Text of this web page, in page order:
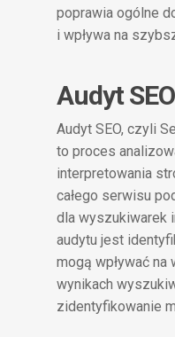
poprawia ogólne
i wpływa na
Audyt
Audyt SEO, czyli
to proces
interpretowania
całego serwisu
dla wyszukiwarek
audytu jest
mogą wpływać na
wynikach
zidentyfikowanie